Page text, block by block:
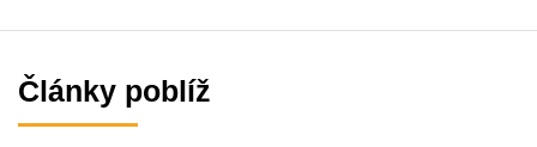
Články poblíž